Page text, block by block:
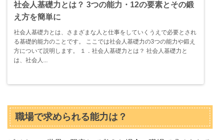
社会人基礎力とは？ 3つの能力・12の要素とその鍛
え方を簡単に
社会人基礎力とは、さまざまな人と仕事をしていくうえで必要とされ
る基礎的能力のことです。 ここでは社会人基礎力の3つの能力や鍛え
方について説明します。 １．社会人基礎力とは？ 社会人基礎力と
は、社会人...
職場で求められる能力は？